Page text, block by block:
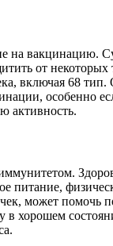
на вакцинацию.
от некоторых
включая 68 тип.
особенно
активность.
питание,
может помочь
хорошем